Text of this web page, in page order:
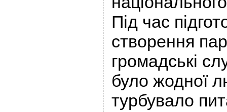
Під час
створення
громадські
було жодної
турбувало